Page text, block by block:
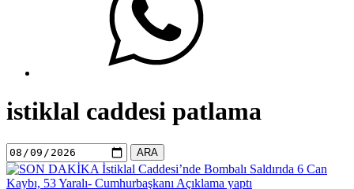
istiklal caddesi patlama
ARA